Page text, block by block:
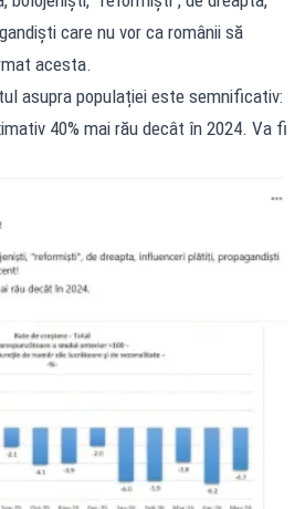
care nu vor ca românii să
acesta.
asupra populației este semnificativ:
40% mai rău decât în 2024. Va fi